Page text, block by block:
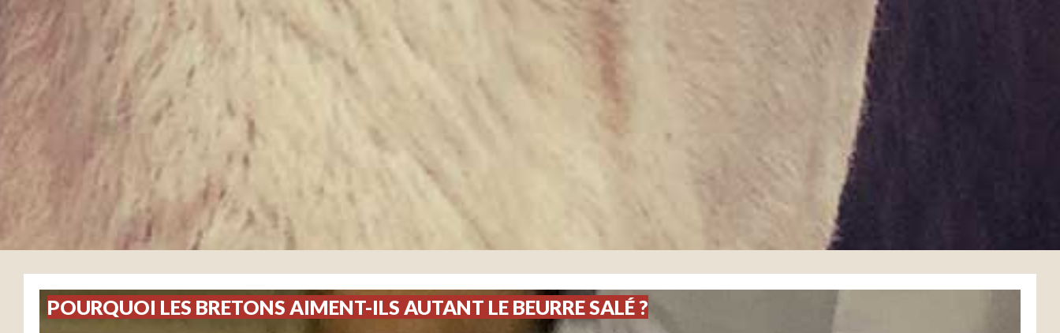
POURQUOI LES BRETONS AIMENT-ILS AUTANT LE BEURRE SALÉ ?